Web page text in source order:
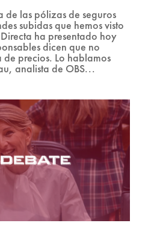
de las pólizas de seguros
subidas que hemos visto
ha presentado hoy
dicen que no
precios. Lo hablamos
analista de OBS...